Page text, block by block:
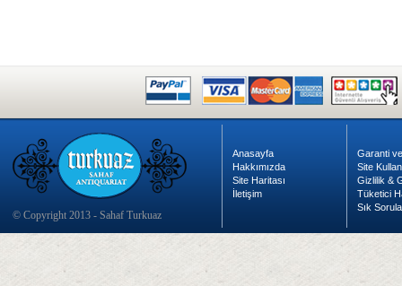
© Copyright 2013 - Sahaf Turkuaz
Anasayfa
Hakkımızda
Site Haritası
İletişim
Garanti
Site
Gizlilik &
Tüketici
Sık